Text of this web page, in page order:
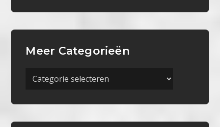
Meer Categorieën
Meer